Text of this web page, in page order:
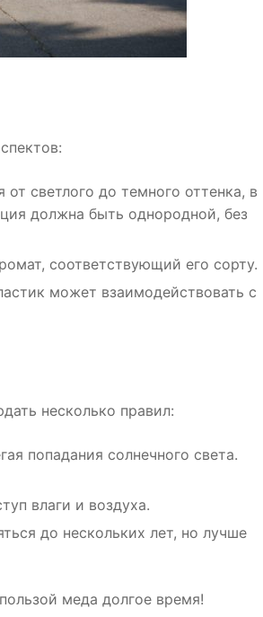
светлого до темного оттенка, в
должна быть однородной, без
соответствующий его сорту.
может взаимодействовать с
несколько правил:
попадания солнечного света.
влаги и воздуха.
до нескольких лет, но лучше
меда долгое время!